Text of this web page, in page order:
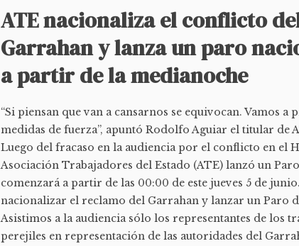
ATE nacionaliza el conflicto
Garrahan y lanza un paro
a partir de la medianoche
“Si piensan que van a cansarnos se equivocan. Vamos a
medidas de fuerza”, apuntó Rodolfo Aguiar el titular de
Luego del fracaso en la audiencia por el conflicto en el
Asociación Trabajadores del Estado (ATE) lanzó un
comenzará a partir de las 00:00 de este jueves 5 de
nacionalizar el reclamo del Garrahan y lanzar un Paro
Asistimos a la audiencia sólo los representantes de los
perejiles en representación de las autoridades del